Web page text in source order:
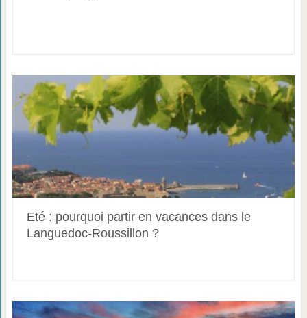
Eté : pourquoi partir en vacances dans le
Languedoc-Roussillon ?